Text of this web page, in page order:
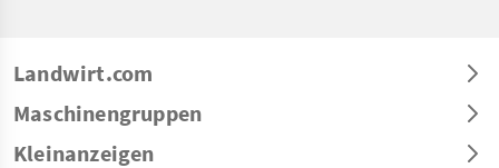
Landwirt.com
Maschinengruppen
Kleinanzeigen